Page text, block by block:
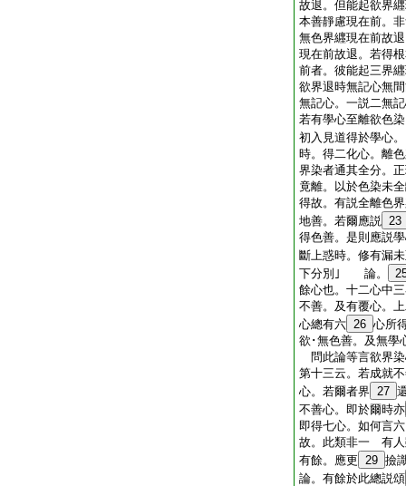
故退。但能起欲界
本善靜慮現在前。
無色界纒現在前故
現在前故退。若得
前者。彼能起三界
欲界退時無記心無
無記心。一説二
若有學心至離欲色
初入見道得於學心
時。得二化心。離
界染者通其全分。
竟離。以於色染未
得故。有説全離色
地善。若爾應説 23
得色善。是則應説
斷上惑時。修有漏
下分別｣ 論。
餘心也。十二心中
不善。及有覆心。
心總有六 26 心所
欲･無色善。及無
問此論等言欲界
第十三云。若成就
心。若爾者界 27
不善心。即於爾時亦
即得七心。如何言
故。此類非一 有人
有餘。應更 29 撿
論。有餘於此總説頌